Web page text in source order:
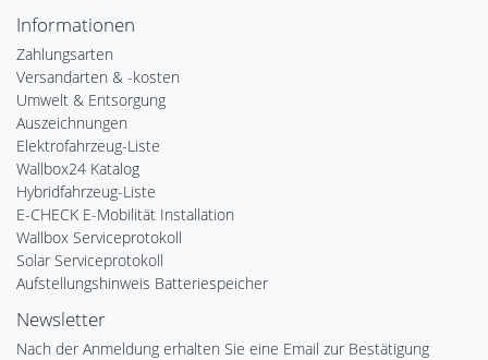
Informationen
Zahlungsarten
Versandarten & -kosten
Umwelt & Entsorgung
Auszeichnungen
Elektrofahrzeug-Liste
Wallbox24 Katalog
Hybridfahrzeug-Liste
E-CHECK E-Mobilität Installation
Wallbox Serviceprotokoll
Solar Serviceprotokoll
Aufstellungshinweis Batteriespeicher
Newsletter
Nach der Anmeldung erhalten Sie eine Email zur Bestätigung